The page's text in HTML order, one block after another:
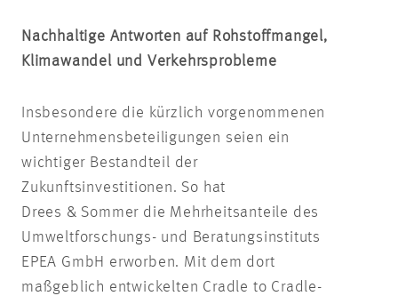
Nachhaltige Antworten auf Rohstoffmangel,
Klimawandel und Verkehrsprobleme
Insbesondere die kürzlich vorgenommenen
Unternehmensbeteiligungen seien ein
wichtiger Bestandteil der
Zukunftsinvestitionen. So hat
Drees & Sommer die Mehrheitsanteile des
Umweltforschungs- und Beratungsinstituts
EPEA GmbH erworben. Mit dem dort
maßgeblich entwickelten Cradle to Cradle-